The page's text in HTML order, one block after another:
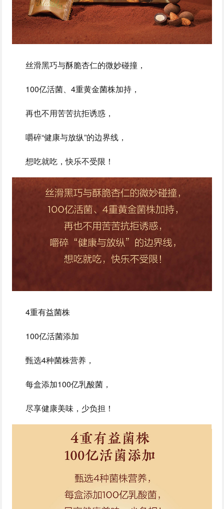
丝滑黑巧与酥脆杏仁的微妙碰撞，
100亿活菌、4重黄金菌株加持，
再也不用苦苦抗拒诱惑，
嚼碎“健康与放纵”的边界线，
想吃就吃，快乐不受限！
4重有益菌株
100亿活菌添加
甄选4种菌株营养，
每盒添加100亿乳酸菌，
尽享健康美味，少负担！